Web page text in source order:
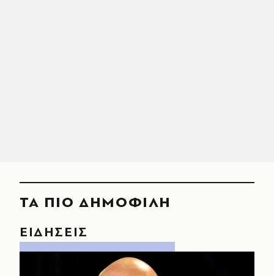
ΤΑ ΠΙΟ ΔΗΜΟΦΙΛΗ
ΕΙΔΗΣΕΙΣ